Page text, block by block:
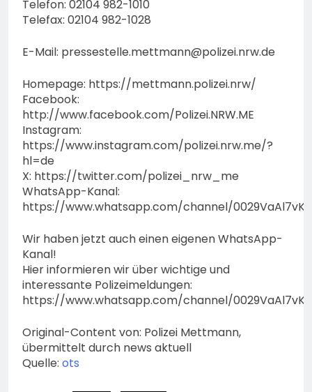
Telefon: 02104 982-1010
Telefax: 02104 982-1028
E-Mail: pressestelle.mettmann@polizei.nrw.de
Homepage: https://mettmann.polizei.nrw/
Facebook:
http://www.facebook.com/Polizei.NRW.ME
Instagram:
https://www.instagram.com/polizei.nrw.me/?
hl=de
X: https://twitter.com/polizei_nrw_me
WhatsApp-Kanal:
https://www.whatsapp.com/channel/
Wir haben jetzt auch einen eigenen WhatsApp-
Kanal!
Hier informieren wir über wichtige und
interessante Polizeimeldungen:
https://www.whatsapp.com/channel/
Original-Content von: Polizei Mettmann,
übermittelt durch news aktuell
Quelle: ots